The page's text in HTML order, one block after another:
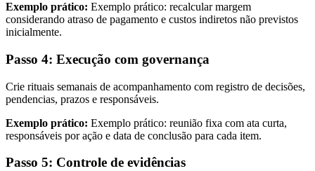
Exemplo prático: Exemplo prático: recalcular margem
considerando atraso de pagamento e custos indiretos não previstos
inicialmente.
Passo 4: Execução com governança
Crie rituais semanais de acompanhamento com registro de decisões,
pendencias, prazos e responsáveis.
Exemplo prático: Exemplo prático: reunião fixa com ata curta,
responsáveis por ação e data de conclusão para cada item.
Passo 5: Controle de evidências